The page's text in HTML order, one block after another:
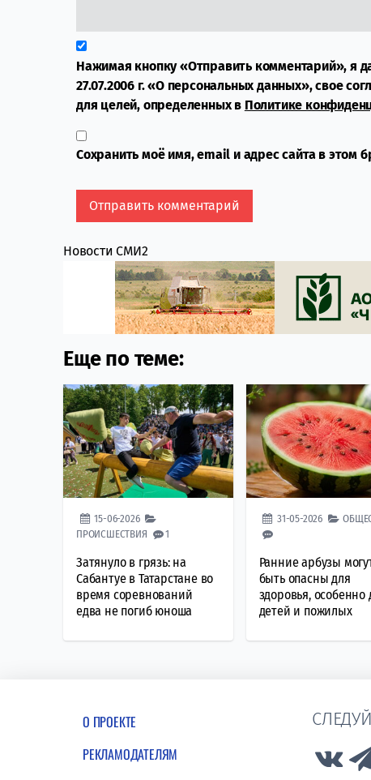
Нажимая кнопку «Отправить комментарий», я
27.07.2006 г. «О персональных данных», свое
для целей, определенных в Политике
Сохранить моё имя, email и адрес сайта в этом
Новости СМИ2
Еще по теме:
15-06-2026
ПРОИСШЕСТВИЯ
1
Затянуло в грязь: на
Сабантуе в Татарстане во
время соревнований
едва не погиб юноша
31-05-2026
Ранние арбузы
быть опасны для
здоровья, особенно
детей и пожилых
О ПРОЕКТЕ
РЕКЛАМОДАТЕЛЯМ